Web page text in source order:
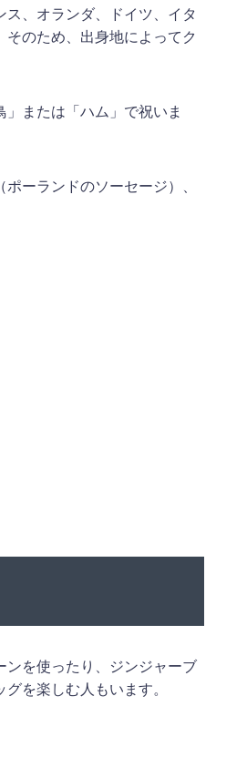
、オランダ、ドイツ、イタ
のため、出身地によってク
または「ハム」で祝いま
ーランドのソーセージ）、
ンを使ったり、ジンジャーブ
を楽しむ人もいます。